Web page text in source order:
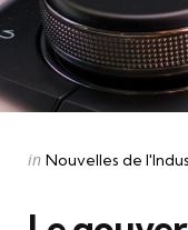
Categories
Posted
in Nouvelles de